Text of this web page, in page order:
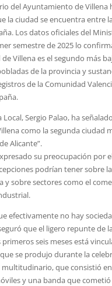
del Ayuntamiento de Villena
la ciudad se encuentra entre
Los datos oficiales del
semestre de 2025 lo
Villena es el segundo más
de la provincia y
de la Comunidad
Local, Sergio Palao, ha
como la segunda ciudad
Alicante”.
su preocupación por
podrían tener sobre
y sobre sectores como el
efectivamente no hay
que el ligero repunte de
primeros seis meses está
se produjo durante la
que consistió
y una banda que